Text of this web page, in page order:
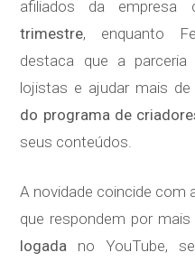
afiliados da empresa
trimestre, enquanto
destaca que a
lojistas e ajudar mais de
do programa de
seus conteúdos.
A novidade coincide com
que respondem por mais
logada no YouTube,